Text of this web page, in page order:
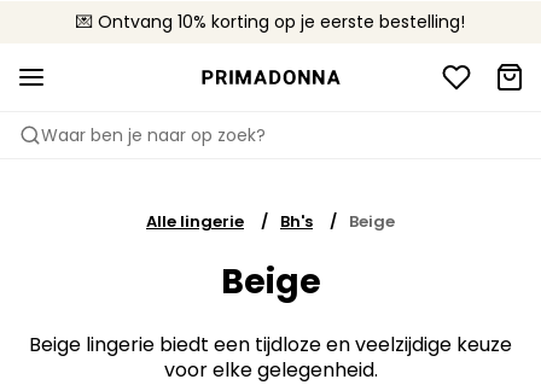
💌 Ontvang 10% korting op je eerste bestelling!
🚚 Gratis bezorging boven €90
📦 Gratis retourneren
Waar ben je naar op zoek?
Alle lingerie Bh's Beige
Beige
Beige lingerie biedt een tijdloze en veelzijdige keuze
voor elke gelegenheid.